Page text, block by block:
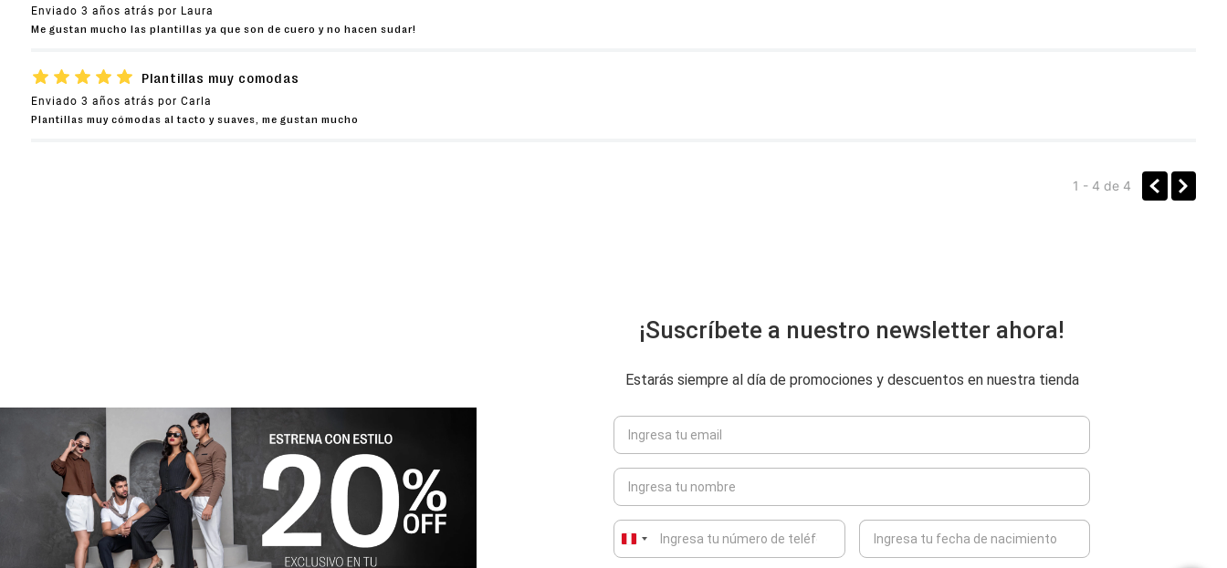
Tu nombre
Dirección de email
Enviado 3 años atrás por Laura
Me gustan mucho las plantillas ya que son de cuero y no hacen sudar!
★ ★ ★ ★ ★ Plantillas muy comodas
Enviado 3 años atrás por Carla
Plantillas muy cómodas al tacto y suaves, me gustan mucho
1 - 4de 4
¡Suscríbete a nuestro newsletter ahora!
Estarás siempre al día de promociones y descuentos en nuestra tienda
Peru
+51